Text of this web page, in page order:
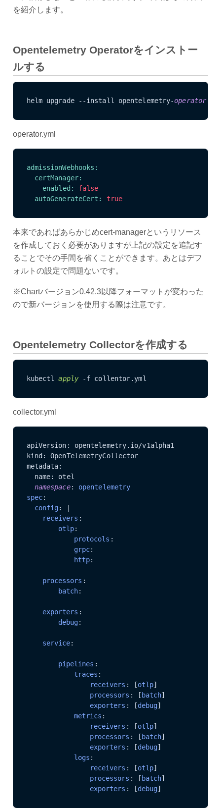
を紹介します。
Opentelemetry Operatorをインストー
ルする
helm upgrade --install opentelemetry-operator
operator.yml
admissionWebhooks:
certManager:
enabled:
false
autoGenerateCert:
true
本来であればあらかじめcert-managerというリソース
を作成しておく必要がありますが上記の設定を追記す
ることでその手間を省くことができます。あとはデフ
ォルトの設定で問題ないです。
※Chartバージョン0.42.3以降フォーマットが変わった
ので新バージョンを使用する際は注意です。
Opentelemetry Collectorを作成する
kubectl apply -f collentor.yml
collector.yml
apiVersion: opentelemetry.io/v1alpha1
kind: OpenTelemetryCollector
metadata:
  name: otel
namespace: opentelemetry
spec:
config: |
receivers :
otlp:
protocols :
grpc:
http:
processors :
batch:
exporters :
debug:
service:
pipelines :
traces :
receivers : [otlp]
processors : [ batch]
exporters : [debug]
metrics :
receivers : [otlp]
processors : [ batch]
exporters : [debug]
logs :
receivers : [otlp]
processors : [ batch]
exporters : [debug]